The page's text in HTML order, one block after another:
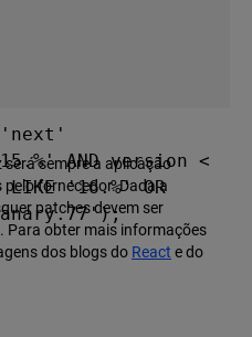
'next'
AND version <
'16.%' OR
sempre a aplicação
fornecedor. Dada a
patches devem ser
Para obter mais informações
dos blogs do React e do